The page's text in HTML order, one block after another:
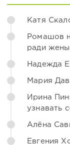
Катя
Ромашов
ради жены
Надежда
Мария
Ирина
узнавать
Алёна
Евгения